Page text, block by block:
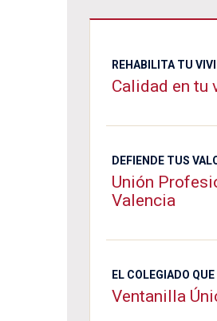
REHABILITA TU
Calidad en tu
DEFIENDE TUS
Unión
Valencia
EL COLEGIADO
Ventanilla